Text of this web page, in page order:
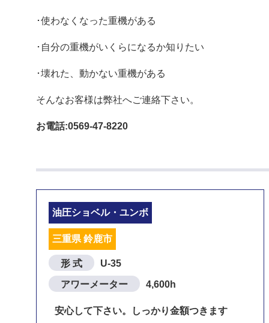
･使わなくなった重機がある
･自分の重機がいくらになるか知りたい
･壊れた、動かない重機がある
そんなお客様は弊社へご連絡下さい。
お電話:0569-47-8220
油圧ショベル・ユンボ
三重県 鈴鹿市
形 式 U-35
アワーメーター 4,600h
安心して下さい。しっかり金額つきます